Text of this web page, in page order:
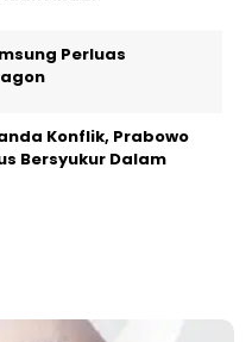
Perluas
Konflik, Prabowo
Bersyukur Dalam